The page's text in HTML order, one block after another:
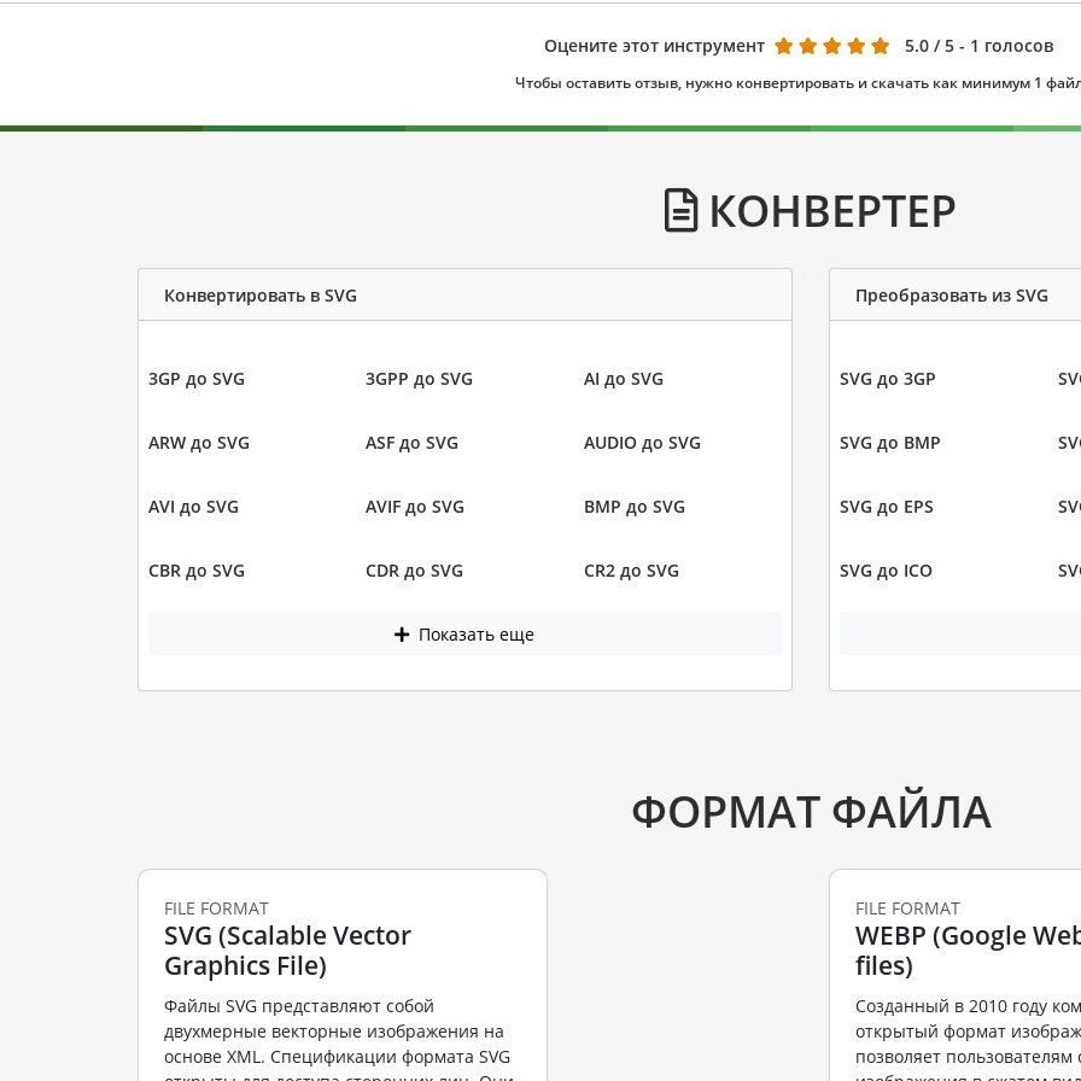
Оцените этот инструмент 5.0 / 5 - 1 голосов
Чтобы оставить отзыв, нужно конвертировать и скачать как минимум 1
КОНВЕРТЕР
Конвертировать в SVG
3GP до SVG 3GPP до SVG AI до SVG
ARW до SVG ASF до SVG AUDIO до SVG
AVI до SVG AVIF до SVG BMP до SVG
CBR до SVG CDR до SVG CR2 до SVG
Показать еще
Преобразовать из SVG
SVG до 3GP
SVG до BMP
SVG до EPS
SVG до ICO
ФОРМАТ ФАЙЛА
FILE FORMAT
SVG (Scalable Vector
Graphics File)
Файлы SVG представляют собой
двухмерные векторные изображения на
основе XML. Спецификации формата SVG
FILE FORMAT
WEBP (Google
files)
Созданный в 2010 году
открытый формат
позволяет пользователям